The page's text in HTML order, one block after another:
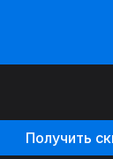
Получить